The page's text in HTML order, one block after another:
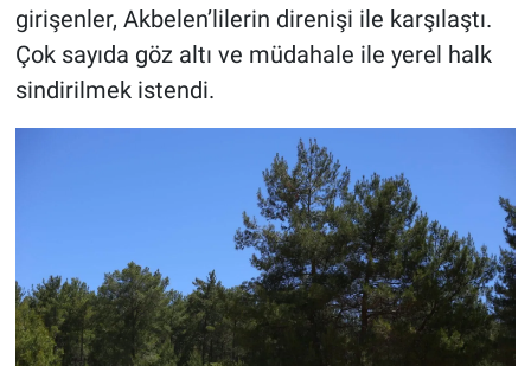
girişenler, Akbelen’lilerin direnişi ile karşılaştı.
Çok sayıda göz altı ve müdahale ile yerel halk
sindirilmek istendi.